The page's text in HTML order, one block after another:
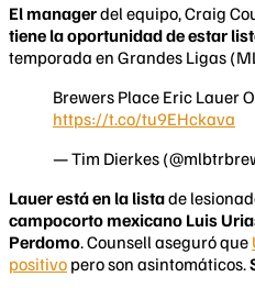
El managerdel equipo, Craig
tiene la oportunidad de estar
temporada en Grandes Ligas
Brewers Place Eric Lauer
https://t.co/tu9EHckava
— Tim Dierkes
Lauer está en la listade
campocorto mexicano Luis
Perdomo. Counsell aseguró que
positivo pero son asintomáticos.